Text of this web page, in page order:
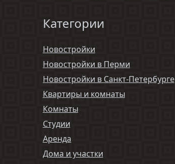
Категории
Новостройки
Новостройки в Перми
Новостройки в Санкт-Петербурге
Квартиры и комнаты
Комнаты
Студии
Аренда
Дома и участки